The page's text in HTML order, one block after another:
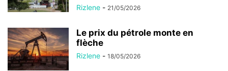
Rizlene - 21/05/2026
Le prix du pétrole monte en
flèche
Rizlene - 18/05/2026